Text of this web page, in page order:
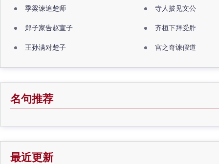
季梁谏追楚师 寺人披见文公
郑子家告赵宣子 齐桓下拜受胙
王孙满对楚子 宫之奇谏假道
名句推荐
最近更新